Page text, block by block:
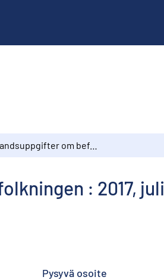
: 2017, juli
Pysyvä osoite